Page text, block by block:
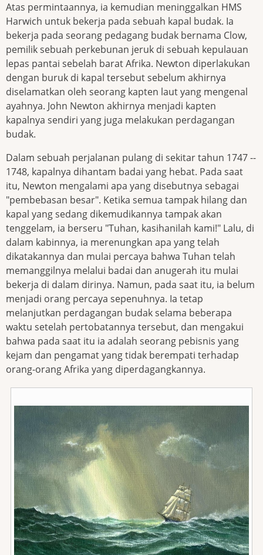
Atas permintaannya, ia kemudian meninggalkan HMS
Harwich untuk bekerja pada sebuah kapal budak. Ia
bekerja pada seorang pedagang budak bernama Clow,
pemilik sebuah perkebunan jeruk di sebuah kepulauan
lepas pantai sebelah barat Afrika. Newton diperlakukan
dengan buruk di kapal tersebut sebelum akhirnya
diselamatkan oleh seorang kapten laut yang mengenal
ayahnya. John Newton akhirnya menjadi kapten
kapalnya sendiri yang juga melakukan perdagangan
budak.
Dalam sebuah perjalanan pulang di sekitar tahun 1747 --
1748, kapalnya dihantam badai yang hebat. Pada saat
itu, Newton mengalami apa yang disebutnya sebagai
"pembebasan besar". Ketika semua tampak hilang dan
kapal yang sedang dikemudikannya tampak akan
tenggelam, ia berseru "Tuhan, kasihanilah kami!" Lalu, di
dalam kabinnya, ia merenungkan apa yang telah
dikatakannya dan mulai percaya bahwa Tuhan telah
memanggilnya melalui badai dan anugerah itu mulai
bekerja di dalam dirinya. Namun, pada saat itu, ia belum
menjadi orang percaya sepenuhnya. Ia tetap
melanjutkan perdagangan budak selama beberapa
waktu setelah pertobatannya tersebut, dan mengakui
bahwa pada saat itu ia adalah seorang pebisnis yang
kejam dan pengamat yang tidak berempati terhadap
orang-orang Afrika yang diperdagangkannya.